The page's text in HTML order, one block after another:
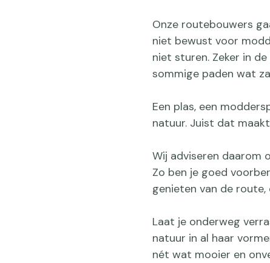
Onze routebouwers
niet bewust voor
niet sturen. Zeker in
sommige paden wat
Een plas, een
natuur. Juist dat
Wij adviseren daarom
Zo ben je goed
genieten van de
Laat je onderweg
natuur in al haar
nét wat mooier en